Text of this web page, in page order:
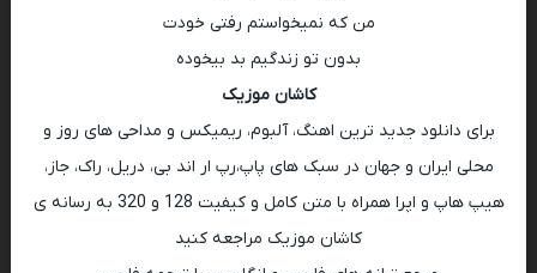
من که نمیخواستم رفتی خودت
بدون تو زندگیم بد بیخوده
کاشان موزیک
برای دانلود جدید ترین اهنگ، آلبوم، ریمیکس و مداحی های روز و
محلی ایران و جهان در سبک های پاپ،رپ ار اند بی، دریل، راک، جاز،
هیپ هاپ و اپرا همراه با متن کامل و کیفیت 128 و 320 به رسانه ی
کاشان موزیک مراجعه کنید